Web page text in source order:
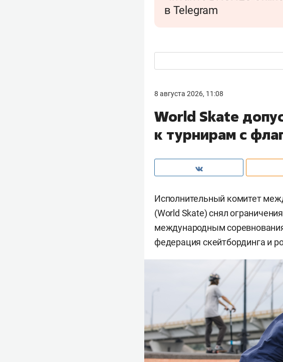
в Telegram
8 августа 2026, 11:08
World Skate
к турнирам с
Исполнительный комитет
(World Skate) снял
международным
федерация скейтбординга и